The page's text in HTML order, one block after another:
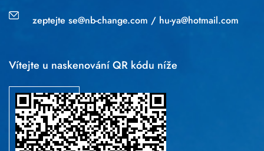
zeptejte se@nb-change.com / hu-ya@hotmail.com
Vítejte u naskenování QR kódu níže